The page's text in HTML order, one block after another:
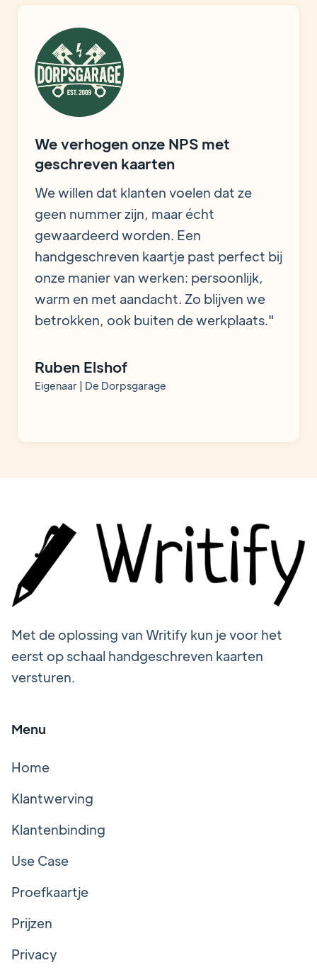
We verhogen onze NPS met
geschreven kaarten
We willen dat klanten voelen dat ze
geen nummer zijn, maar écht
gewaardeerd worden. Een
handgeschreven kaartje past perfect bij
onze manier van werken: persoonlijk,
warm en met aandacht. Zo blijven we
betrokken, ook buiten de werkplaats."
Ruben Elshof
Eigenaar | De Dorpsgarage
Met de oplossing van Writify kun je voor het
eerst op schaal handgeschreven kaarten
versturen.
Menu
Home
Klantwerving
Klantenbinding
Use Case
Proefkaartje
Prijzen
Privacy